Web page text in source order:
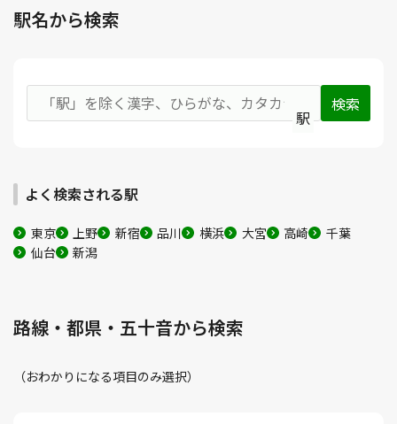
駅名から検索
駅
よく検索される駅
東京 上野 新宿 品川 横浜 大宮 高崎
千葉
仙台
新潟
路線・都県・五十音から検索
（おわかりになる項目のみ選択）